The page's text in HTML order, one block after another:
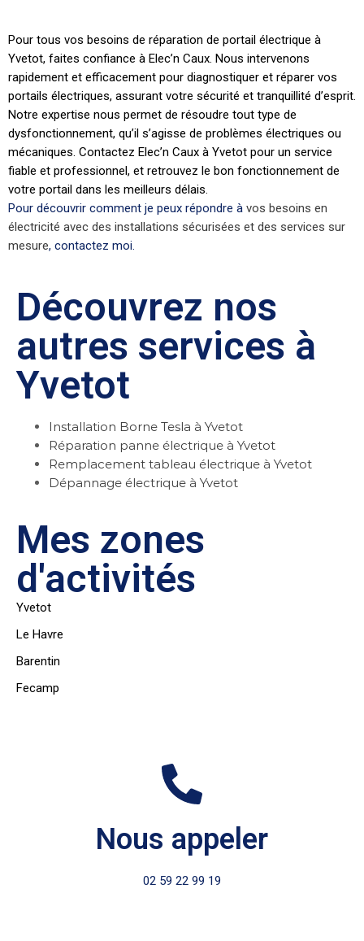
Pour tous vos besoins de réparation de portail électrique à
Yvetot, faites confiance à Elec’n Caux. Nous intervenons
rapidement et efficacement pour diagnostiquer et réparer vos
portails électriques, assurant votre sécurité et tranquillité d’esprit.
Notre expertise nous permet de résoudre tout type de
dysfonctionnement, qu’il s’agisse de problèmes électriques ou
mécaniques. Contactez Elec’n Caux à Yvetot pour un service
fiable et professionnel, et retrouvez le bon fonctionnement de
votre portail dans les meilleurs délais.
Pour découvrir comment je peux répondre à vos besoins en
électricité avec des installations sécurisées et des services sur
mesure, contactez moi.
Découvrez nos
autres services à
Yvetot
Installation Borne Tesla à Yvetot
Réparation panne électrique à Yvetot
Remplacement tableau électrique à Yvetot
Dépannage électrique à Yvetot
Mes zones
d'activités
Yvetot
Le Havre
Barentin
Fecamp
Nous appeler
02 59 22 99 19